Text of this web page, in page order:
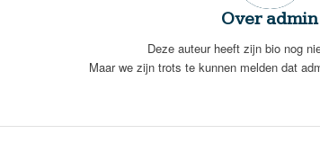
Over admin
Deze auteur heeft zijn bio nog
Maar we zijn trots te kunnen melden dat